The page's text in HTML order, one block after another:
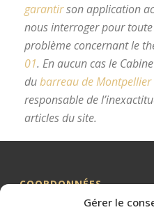
Gérer le
garantirson application
nous interroger pour
problème concernant le
01. En aucun cas le
dubarreau de Montpellier
responsable de
articles du site.
COORDONNÉES
Me BILLION-PORTE